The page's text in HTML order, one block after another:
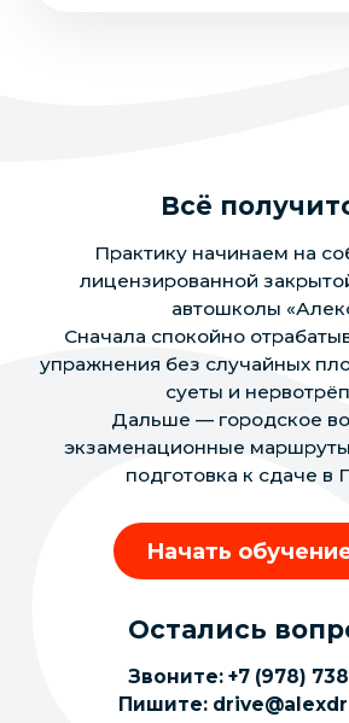
Всё
Практику начинаем на
лицензированной
автошколы
Сначала спокойно
упражнения без случайных
суеты и
Дальше — городское
экзаменационные
подготовка к сдаче
Начать
Остались
Звоните: +7 (978)
Пишите: